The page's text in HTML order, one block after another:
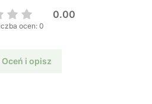
0.00
ocen: 0
Oceń i opisz